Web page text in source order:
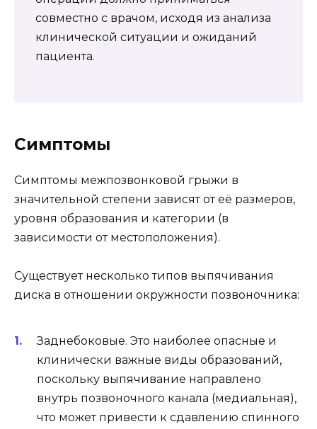
совместно с врачом, исходя из анализа
клинической ситуации и ожиданий
пациента.
Симптомы
Симптомы межпозвонковой грыжи в
значительной степени зависят от её размеров,
уровня образования и категории (в
зависимости от местоположения).
Существует несколько типов выпячивания
диска в отношении окружности позвоночника:
Заднебоковые. Это наиболее опасные и
клинически важные виды образований,
поскольку выпячивание направлено
внутрь позвоночного канала (медиальная),
что может привести к сдавлению спинного